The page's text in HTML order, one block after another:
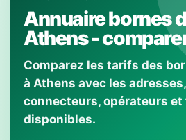
Annuaire bornes
Athens -
Comparez les tarifs des
à Athens avec les
connecteurs, opérateurs
disponibles.